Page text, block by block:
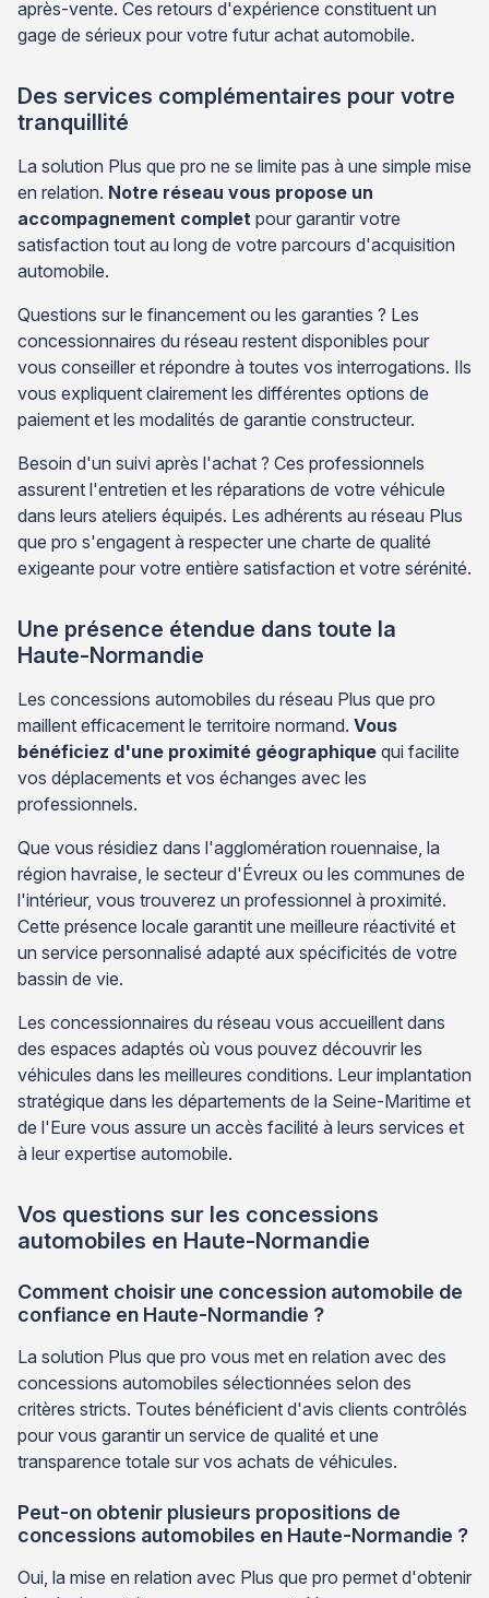
après-vente. Ces retours d'expérience constituent un
gage de sérieux pour votre futur achat automobile.
Des services complémentaires pour votre
tranquillité
La solution Plus que pro ne se limite pas à une simple mise
en relation. Notre réseau vous propose un
accompagnement complet pour garantir votre
satisfaction tout au long de votre parcours d'acquisition
automobile.
Questions sur le financement ou les garanties ? Les
concessionnaires du réseau restent disponibles pour
vous conseiller et répondre à toutes vos interrogations. Ils
vous expliquent clairement les différentes options de
paiement et les modalités de garantie constructeur.
Besoin d'un suivi après l'achat ? Ces professionnels
assurent l'entretien et les réparations de votre véhicule
dans leurs ateliers équipés. Les adhérents au réseau Plus
que pro s'engagent à respecter une charte de qualité
exigeante pour votre entière satisfaction et votre sérénité.
Une présence étendue dans toute la
Haute-Normandie
Les concessions automobiles du réseau Plus que pro
maillent efficacement le territoire normand. Vous
bénéficiez d'une proximité géographique qui facilite
vos déplacements et vos échanges avec les
professionnels.
Que vous résidiez dans l'agglomération rouennaise, la
région havraise, le secteur d'Évreux ou les communes de
l'intérieur, vous trouverez un professionnel à proximité.
Cette présence locale garantit une meilleure réactivité et
un service personnalisé adapté aux spécificités de votre
bassin de vie.
Les concessionnaires du réseau vous accueillent dans
des espaces adaptés où vous pouvez découvrir les
véhicules dans les meilleures conditions. Leur implantation
stratégique dans les départements de la Seine-Maritime et
de l'Eure vous assure un accès facilité à leurs services et
à leur expertise automobile.
Vos questions sur les concessions
automobiles en Haute-Normandie
Comment choisir une concession automobile de
confiance en Haute-Normandie ?
La solution Plus que pro vous met en relation avec des
concessions automobiles sélectionnées selon des
critères stricts. Toutes bénéficient d'avis clients contrôlés
pour vous garantir un service de qualité et une
transparence totale sur vos achats de véhicules.
Peut-on obtenir plusieurs propositions de
concessions automobiles en Haute-Normandie ?
Oui, la mise en relation avec Plus que pro permet d'obtenir